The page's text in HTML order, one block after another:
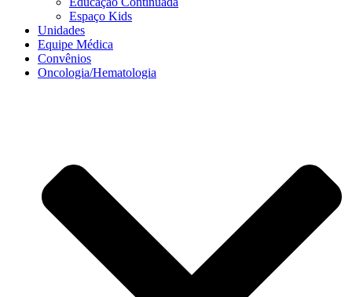
Espaço Kids
Unidades
Equipe Médica
Convênios
Oncologia/Hematologia